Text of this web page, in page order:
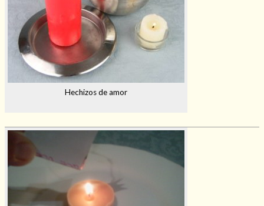
Hechizos de amor